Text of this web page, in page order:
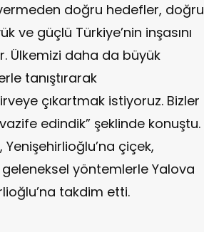
doğru hedefler, doğru
ve güçlü Türkiye’nin inşasını
Ülkemizi daha da büyük
tanıştırarak
çıkartmak istiyoruz. Bizler
edindik” şeklinde konuştu.
çiçek,
yöntemlerle Yalova
takdim etti.